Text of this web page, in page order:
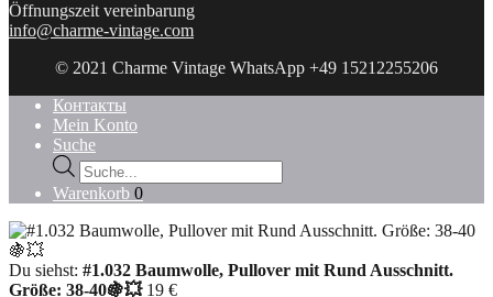
Öffnungszeit vereinbarung
info@charme-vintage.com
© 2021 Charme Vintage WhatsApp +49 15212255206
Контакты
Mein Konto
Suche
Products
search
Warenkorb 0
Du siehst: #1.032 Baumwolle, Pullover mit Rund Ausschnitt.
Größe: 38-40🍇💥 19 €